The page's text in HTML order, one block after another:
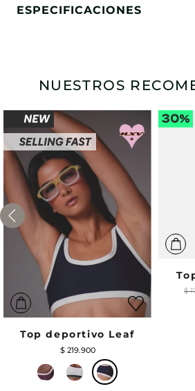
ESPECIFICACIONES
NUESTROS
Top deportivo Leaf
$ 219.900
$